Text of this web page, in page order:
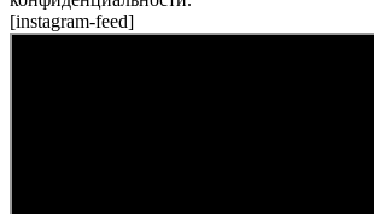
[instagram-feed]